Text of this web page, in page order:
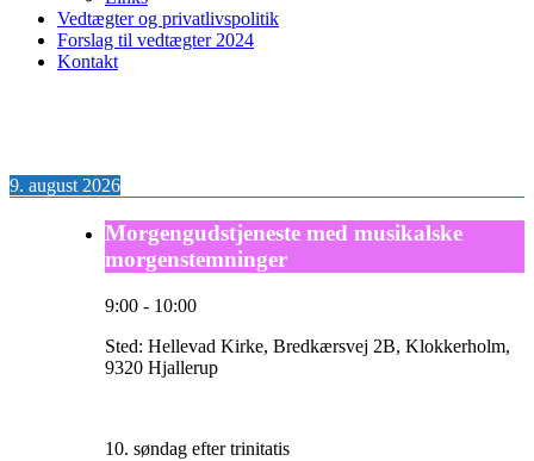
Vedtægter og privatlivspolitik
Forslag til vedtægter 2024
Kontakt
9. august 2026
Morgengudstjeneste med musikalske
morgenstemninger
9:00 - 10:00
Sted: Hellevad Kirke, Bredkærsvej 2B, Klokkerholm,
9320 Hjallerup
10. søndag efter trinitatis